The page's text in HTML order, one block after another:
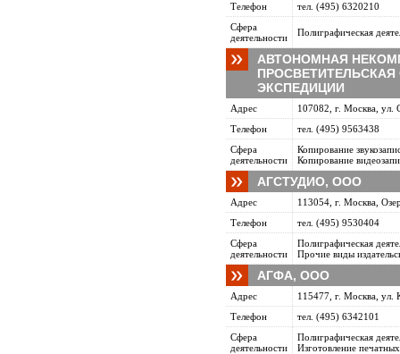
Телефон
тел. (495) 6320210
Сфера
деятельности
Полиграфическая
АВТОНОМНАЯ
ЭКСПЕДИЦИИ
Адрес
107082, г. Москва, ул.
Телефон
тел. (495) 9563438
Сфера
деятельности
Копирование
Копирование
АГСТУДИО, ООО
Адрес
113054, г. Москва,
Телефон
тел. (495) 9530404
Сфера
деятельности
Полиграфическая
Прочие виды
АГФА, ООО
Адрес
115477, г. Москва, ул.
Телефон
тел. (495) 6342101
Сфера
деятельности
Полиграфическая
Изготовление